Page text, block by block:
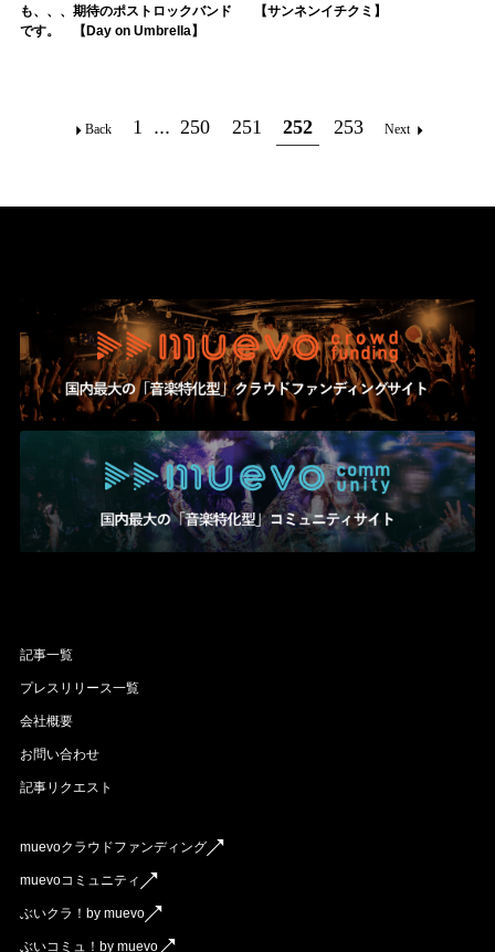
も、、、期待のポストロックバンド
です。 【Day on Umbrella】
【サンネンイチクミ】
Back 1 ... 250 251 252 253 Next
記事一覧
プレスリリース一覧
会社概要
お問い合わせ
記事リクエスト
muevoクラウドファンディング
muevoコミュニティ
ぶいクラ！by muevo
ぶいコミュ！by muevo